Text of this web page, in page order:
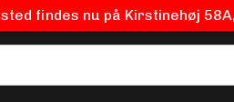
findes nu på Kirstinehøj